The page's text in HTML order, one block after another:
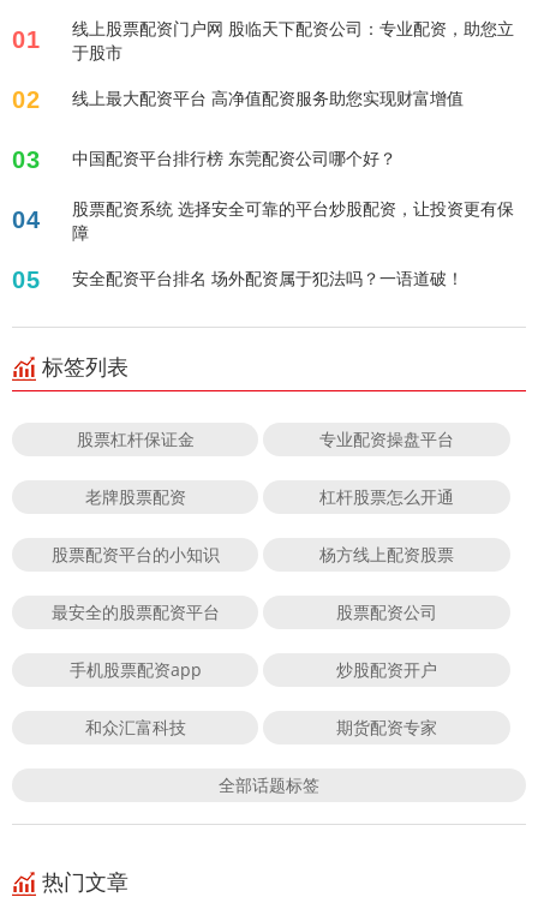
01
线上股票配资门户网 股临天下配资公司：专业配资，助您立
于股市
02 线上最大配资平台 高净值配资服务助您实现财富增值
03 中国配资平台排行榜 东莞配资公司哪个好？
04
股票配资系统 选择安全可靠的平台炒股配资，让投资更有保
障
05 安全配资平台排名 场外配资属于犯法吗？一语道破！
标签列表
股票杠杆保证金 专业配资操盘平台
老牌股票配资 杠杆股票怎么开通
股票配资平台的小知识 杨方线上配资股票
最安全的股票配资平台 股票配资公司
手机股票配资app 炒股配资开户
和众汇富科技 期货配资专家
全部话题标签
热门文章